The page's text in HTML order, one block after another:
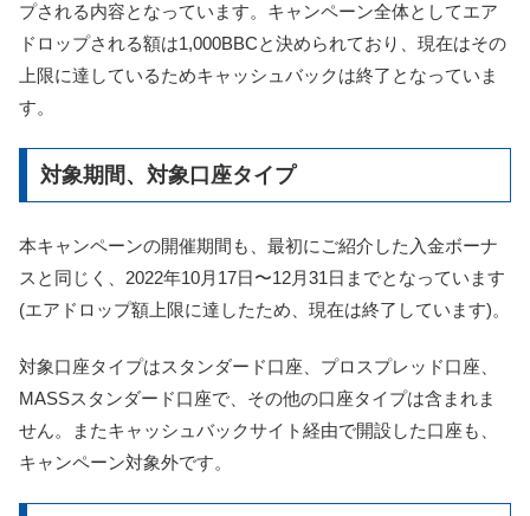
プされる内容となっています。キャンペーン全体としてエア
ドロップされる額は1,000BBCと決められており、現在はその
上限に達しているためキャッシュバックは終了となっていま
す。
対象期間、対象口座タイプ
本キャンペーンの開催期間も、最初にご紹介した入金ボーナ
スと同じく、2022年10月17日〜12月31日までとなっています
(エアドロップ額上限に達したため、現在は終了しています)。
対象口座タイプはスタンダード口座、プロスプレッド口座、
MASSスタンダード口座で、その他の口座タイプは含まれま
せん。またキャッシュバックサイト経由で開設した口座も、
キャンペーン対象外です。